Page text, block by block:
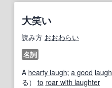
大笑い
読み方 おおわらい
名詞
A hearty laugh; a good laugh
る） to roar with laughter